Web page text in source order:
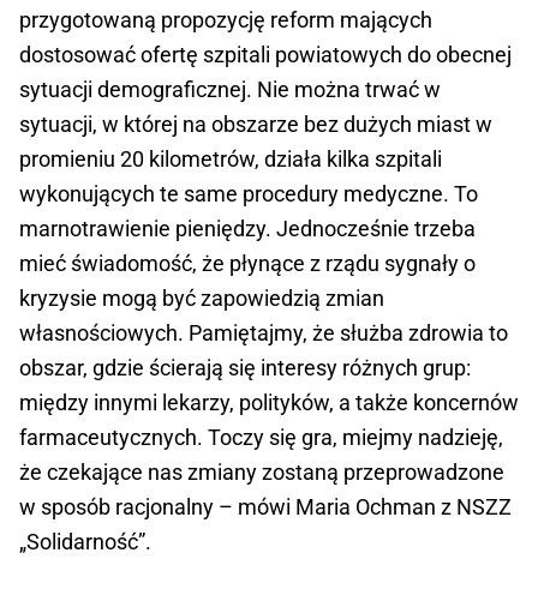
przygotowaną propozycję reform mających
dostosować ofertę szpitali powiatowych do obecnej
sytuacji demograficznej. Nie można trwać w
sytuacji, w której na obszarze bez dużych miast w
promieniu 20 kilometrów, działa kilka szpitali
wykonujących te same procedury medyczne. To
marnotrawienie pieniędzy. Jednocześnie trzeba
mieć świadomość, że płynące z rządu sygnały o
kryzysie mogą być zapowiedzią zmian
własnościowych. Pamiętajmy, że służba zdrowia to
obszar, gdzie ścierają się interesy różnych grup:
między innymi lekarzy, polityków, a także koncernów
farmaceutycznych. Toczy się gra, miejmy nadzieję,
że czekające nas zmiany zostaną przeprowadzone
w sposób racjonalny – mówi Maria Ochman z NSZZ
„Solidarność”.